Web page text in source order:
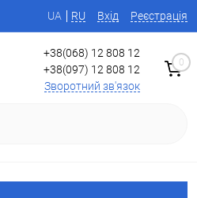
UA RU Вхід Реєстрація
+38(068) 12 808 12
+38(097) 12 808 12
Зворотний зв'язок
0